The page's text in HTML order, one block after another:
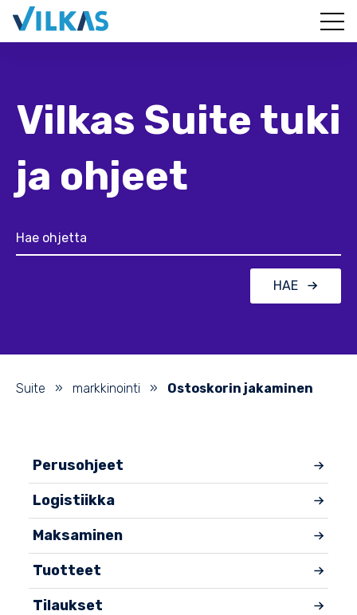
Vilkas Suite tuki
ja ohjeet
HAE
Suite » markkinointi » Ostoskorin jakaminen
Perusohjeet
Logistiikka
Maksaminen
Tuotteet
Tilaukset